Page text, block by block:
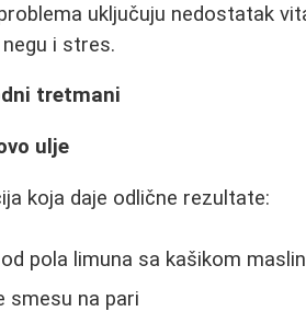
uključuju nedostatak
i stres.
tretmani
ulje
koja daje odlične rezultate:
pola limuna sa kašikom
smesu na pari